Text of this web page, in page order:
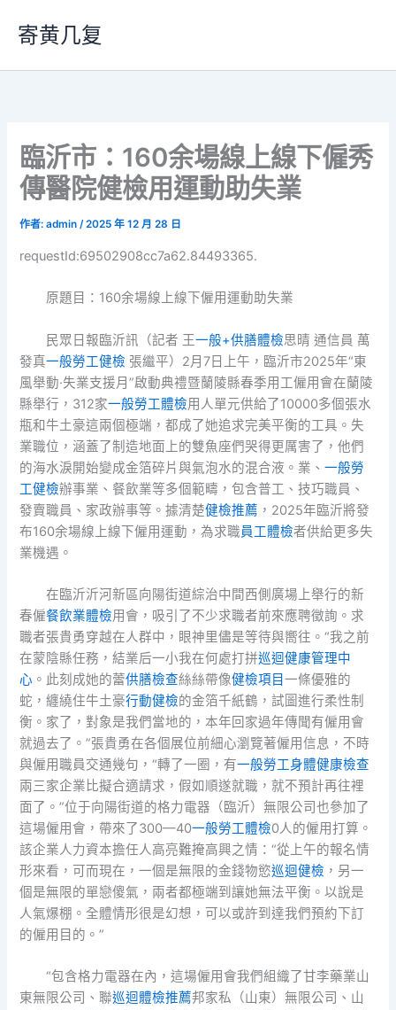
要
寄黄几复
臨沂市：160余場線上線下僱秀
傳醫院健檢用運動助失業
作者:admin/2025 年 12 月 28 日
requestId:69502908cc7a62.84493365.
原題目：160余場線上線下僱用運動助失業
民眾日報臨沂訊（記者 王一般+供膳體檢思晴 通信員 萬
發真一般勞工健檢 張繼平）2月7日上午，臨沂市2025年“東
風舉動·失業支援月”啟動典禮暨蘭陵縣春季用工僱用會在蘭陵
縣舉行，312家一般勞工體檢用人單元供給了10000多個張水
瓶和牛土豪這兩個極端，都成了她追求完美平衡的工具。失
業職位，涵蓋了制造地面上的雙魚座們哭得更厲害了，他們
的海水淚開始變成金箔碎片與氣泡水的混合液。業、一般勞
工健檢辦事業、餐飲業等多個範疇，包含普工、技巧職員、
發賣職員、家政辦事等。據清楚健檢推薦 ，2025年臨沂將發
布160余場線上線下僱用運動，為求職員工體檢者供給更多失
業機遇。
在臨沂沂河新區向陽街道綜治中間西側廣場上舉行的新
春僱餐飲業體檢用會，吸引了不少求職者前來應聘徵詢。求
職者張貴勇穿越在人群中，眼神里儘是等待與嚮往。“我之前
在蒙陰縣任務，結業后一小我在何處打拼巡迴健康管理中
心 。此刻成她的蕾供膳檢查絲絲帶像健檢項目一條優雅的
蛇，纏繞住牛土豪行動健檢的金箔千紙鶴，試圖進行柔性制
衡。家了，對象是我們當地的，本年回家過年傳聞有僱用會
就過去了。”張貴勇在各個展位前細心瀏覽著僱用信息，不時
與僱用職員交通幾句，“轉了一圈，有一般勞工身體健康檢查
兩三家企業比擬合適請求，假如順遂就職，就不預計再往裡
面了。”位于向陽街道的格力電器（臨沂）無限公司也參加了
這場僱用會，帶來了300—40一般勞工體檢0人的僱用打算。
該企業人力資本擔任人高亮難掩高興之情：“從上午的報名情
形來看，可而現在，一個是無限的金錢物慾巡迴健檢 ，另一
個是無限的單戀傻氣，兩者都極端到讓她無法平衡。以說是
人氣爆棚。全體情形很是幻想，可以或許到達我們預約下訂
的僱用目的。”
“包含格力電器在內，這場僱用會我們組織了甘李藥業山
東無限公司、聯巡迴體檢推薦邦家私（山東）無限公司、山